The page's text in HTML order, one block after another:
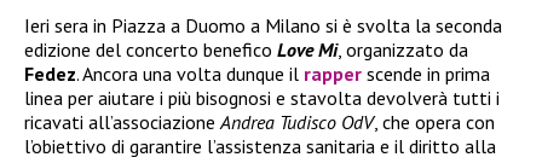
Ieri sera in Piazza a Duomo a Milano si è svolta la seconda
edizione del concerto benefico Love Mi, organizzato da
Fedez. Ancora una volta dunque il rapper scende in prima
linea per aiutare i più bisognosi e stavolta devolverà tutti i
ricavati all’associazioneAndrea Tudisco OdV, che opera con
l’obiettivo di garantire l’assistenza sanitaria e il diritto alla